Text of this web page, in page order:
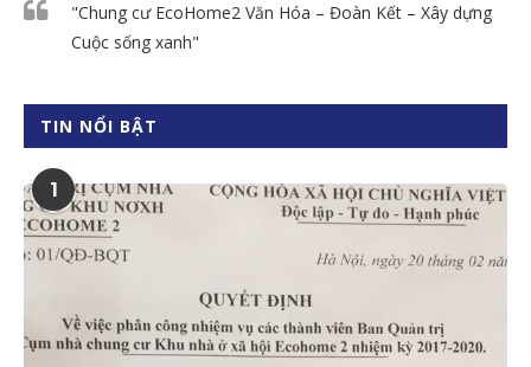
"Chung cư EcoHome2 Văn Hóa – Đoàn Kết – Xây dựng
Cuộc sống xanh"
TIN NỔI BẬT
1